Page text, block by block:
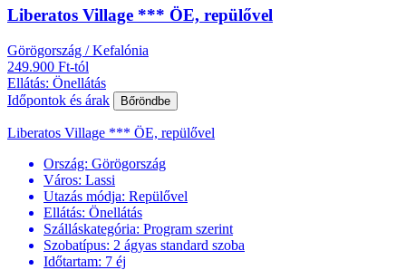
Liberatos Village *** ÖE, repülővel
Görögország / Kefalónia
249.900 Ft-tól
Ellátás: Önellátás
Időpontok és árak
Bőröndbe
Liberatos Village *** ÖE, repülővel
Ország: Görögország
Város: Lassi
Utazás módja: Repülővel
Ellátás: Önellátás
Szálláskategória: Program szerint
Szobatípus: 2 ágyas standard szoba
Időtartam: 7 éj